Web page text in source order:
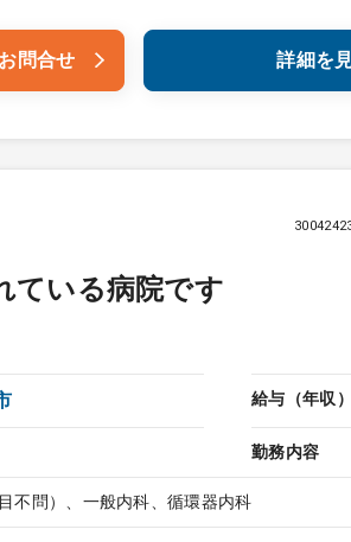
お問合せ 詳細を
ている病院です
給与（年収）
勤務内容
不問）、一般内科、循環器内科